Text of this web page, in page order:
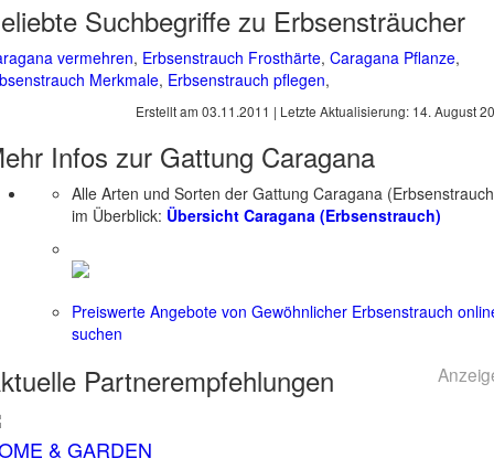
Suchbegriffe zu Erbsensträucher
vermehren, Erbsenstrauch Frosthärte, Caragana Pflanze,
Merkmale, Erbsenstrauch pflegen,
Erstellt am 03.11.2011 | Letzte Aktualisierung: 14. August
Infos zur Gattung Caragana
Alle Arten und Sorten der Gattung Caragana
im Überblick: Übersicht Caragana (Erbsenstrauch)
Preiswerte Angebote von Gewöhnlicher Erbsenstrauch
suchen
Partnerempfehlungen
& GARDEN